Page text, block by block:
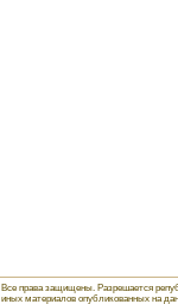
Все права защищены. Разрешается
иных материалов опубликованных на